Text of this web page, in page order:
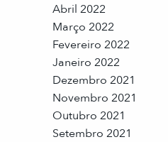
Abril 2022
Março 2022
Fevereiro 2022
Janeiro 2022
Dezembro 2021
Novembro 2021
Outubro 2021
Setembro 2021